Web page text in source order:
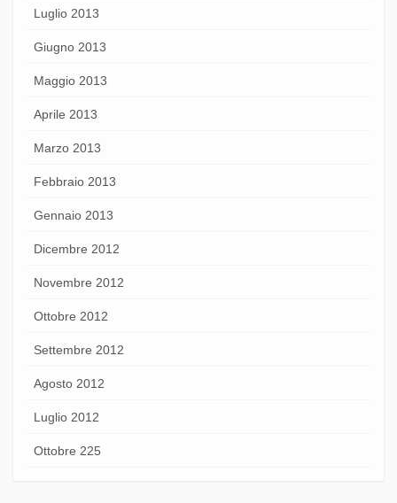
Luglio 2013
Giugno 2013
Maggio 2013
Aprile 2013
Marzo 2013
Febbraio 2013
Gennaio 2013
Dicembre 2012
Novembre 2012
Ottobre 2012
Settembre 2012
Agosto 2012
Luglio 2012
Ottobre 225